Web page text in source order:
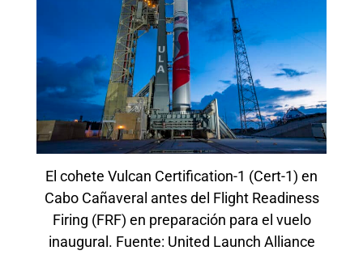
El cohete Vulcan Certification-1 (Cert-1) en
Cabo Cañaveral antes del Flight Readiness
Firing (FRF) en preparación para el vuelo
inaugural. Fuente: United Launch Alliance